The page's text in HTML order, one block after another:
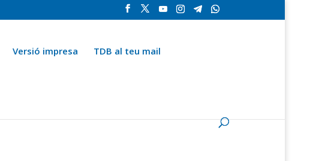
Versió impresa TDB al teu mail